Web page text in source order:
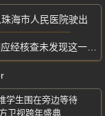
海市人民医院驶出
核查未发现这一情况
学生围在旁边等待
卫视跨年盛典